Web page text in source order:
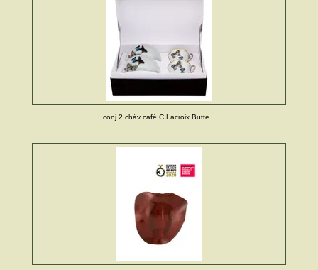
conj 2 cháv café C Lacroix Butte...